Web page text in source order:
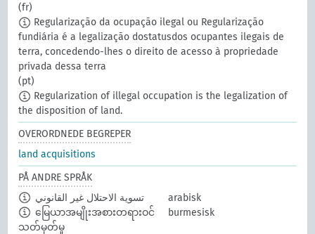
(fr)
Regularização da ocupação ilegal ou Regularização
fundiária é a legalização dostatusdos ocupantes ilegais de
terra, concedendo-lhes o direito de acesso à propriedade
privada dessa terra
(pt)
Regularization of illegal occupation is the legalization of
the disposition of land.
OVERORDNEDE BEGREPER
land acquisitions
PÅ ANDRE SPRÅK
تسوية الاحتلال غير القانوني
arabisk
မြေယာအမျိုးအစားတရားဝင်
သတ်မှတ်မှု
burmesisk